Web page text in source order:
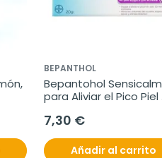
BEPANTHOL
Bepantohol Sensicalm
para Aliviar el Pico Piel
7,30 €
Añadir al carrito